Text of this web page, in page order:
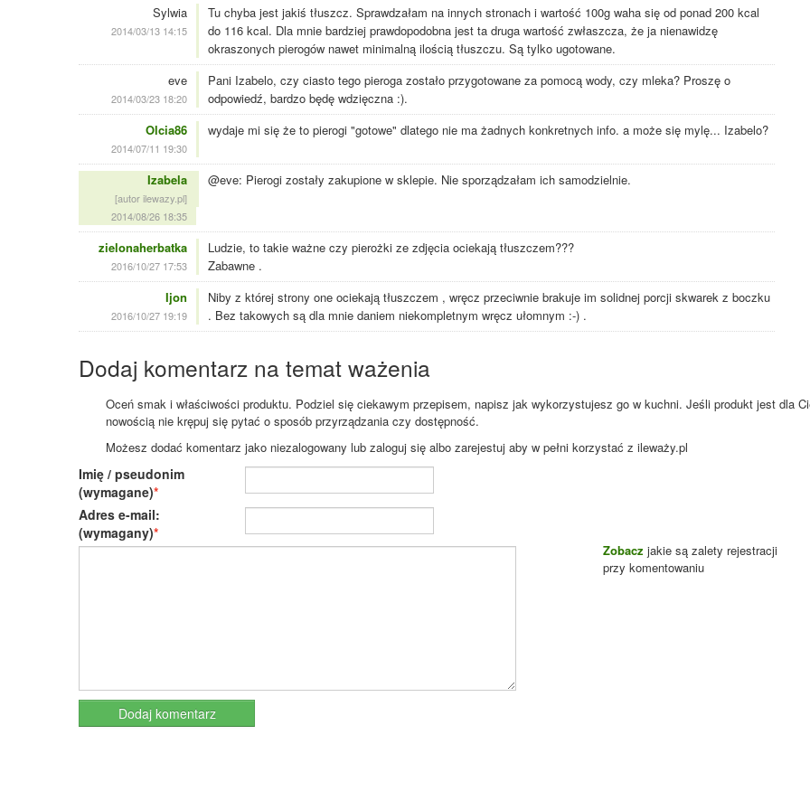
Sylwia
2014/03/13 14:15
Tu chyba jest jakiś tłuszcz. Sprawdzałam na innych stronach i wartość 100g waha się od ponad 200 kcal
do 116 kcal. Dla mnie bardziej prawdopodobna jest ta druga wartość zwłaszcza, że ja nienawidzę
okraszonych pierogów nawet minimalną ilością tłuszczu. Są tylko ugotowane.
eve
2014/03/23 18:20
Pani Izabelo, czy ciasto tego pieroga zostało przygotowane za pomocą wody, czy mleka? Proszę o
odpowiedź, bardzo będę wdzięczna :).
Olcia86
2014/07/11 19:30
wydaje mi się że to pierogi "gotowe" dlatego nie ma żadnych konkretnych info. a może się mylę... Izabelo?
Izabela
[autor ilewazy.pl]
2014/08/26 18:35
@eve: Pierogi zostały zakupione w sklepie. Nie sporządzałam ich samodzielnie.
zielonaherbatka
2016/10/27 17:53
Ludzie, to takie ważne czy pierożki ze zdjęcia ociekają tłuszczem???
Zabawne .
Ijon
2016/10/27 19:19
Niby z której strony one ociekają tłuszczem , wręcz przeciwnie brakuje im solidnej porcji skwarek z boczku
. Bez takowych są dla mnie daniem niekompletnym wręcz ułomnym :-) .
Dodaj komentarz na temat ważenia
Oceń smak i właściwości produktu. Podziel się ciekawym przepisem, napisz jak wykorzystujesz go w kuchni. Jeśli produkt jest dla
nowością nie krępuj się pytać o sposób przyrządzania czy dostępność.
Możesz dodać komentarz jako niezalogowany lub zaloguj się albo zarejestuj aby w pełni korzystać z ileważy.pl
Imię / pseudonim
(wymagane)
Adres e-mail:
(wymagany)
Zobacz jakie są zalety rejestracji
przy komentowaniu